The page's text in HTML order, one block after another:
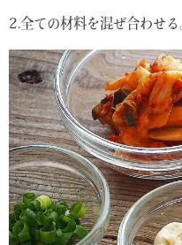
2.全ての材料を混ぜ合わせる